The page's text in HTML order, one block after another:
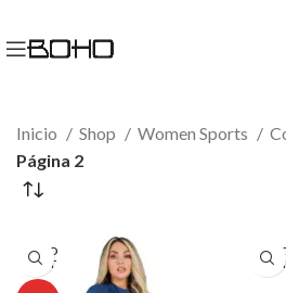
Inicio Shop Women Sports
Página 2
SOLD
OUT